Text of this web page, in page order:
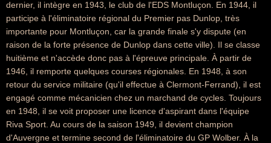
dernier, il intègre en 1943, le club de l'EDS Montluçon. En 1944, il
participe à l'éliminatoire régional du Premier pas Dunlop, très
importante pour Montluçon, car la grande finale s'y dispute (en
raison de la forte présence de Dunlop dans cette ville). Il se classe
huitième et n'accède donc pas à l'épreuve principale. À partir de
1946, il remporte quelques courses régionales. En 1948, à son
retour du service militaire (qu'il effectue à Clermont-Ferrand), il est
engagé comme mécanicien chez un marchand de cycles. Toujours
en 1948, il se voit proposer une licence d'aspirant dans l'équipe
Riva Sport. Au cours de la saison 1949, il devient champion
d'Auvergne et termine second de l'éliminatoire du GP Wolber. À la